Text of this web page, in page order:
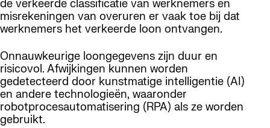
de verkeerde classificatie van werknemers en
misrekeningen van overuren er vaak toe bij dat
werknemers het verkeerde loon ontvangen.
Onnauwkeurige loongegevens zijn duur en
risicovol. Afwijkingen kunnen worden
gedetecteerd door kunstmatige intelligentie (AI)
en andere technologieën, waaronder
robotprocesautomatisering (RPA) als ze worden
gebruikt.